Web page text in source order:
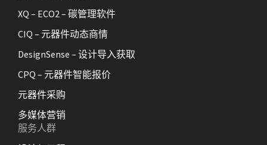
XQ – ECO2 – 碳管理软件
CIQ – 元器件动态商情
DesignSense – 设计导入获取
CPQ – 元器件智能报价
元器件采购
多媒体营销
服务人群